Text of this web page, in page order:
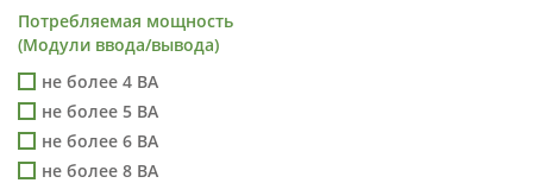
Потребляемая мощность
(Модули ввода/вывода)
не более 4 ВА
не более 5 ВА
не более 6 ВА
не более 8 ВА